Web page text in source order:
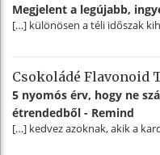
Megjelent a legújabb,
[…] különösen a téli időszak
Csokoládé Flavonoid
5 nyomós érv, hogy ne
étrendedből - Remind
[…] kedvez azoknak, akik a